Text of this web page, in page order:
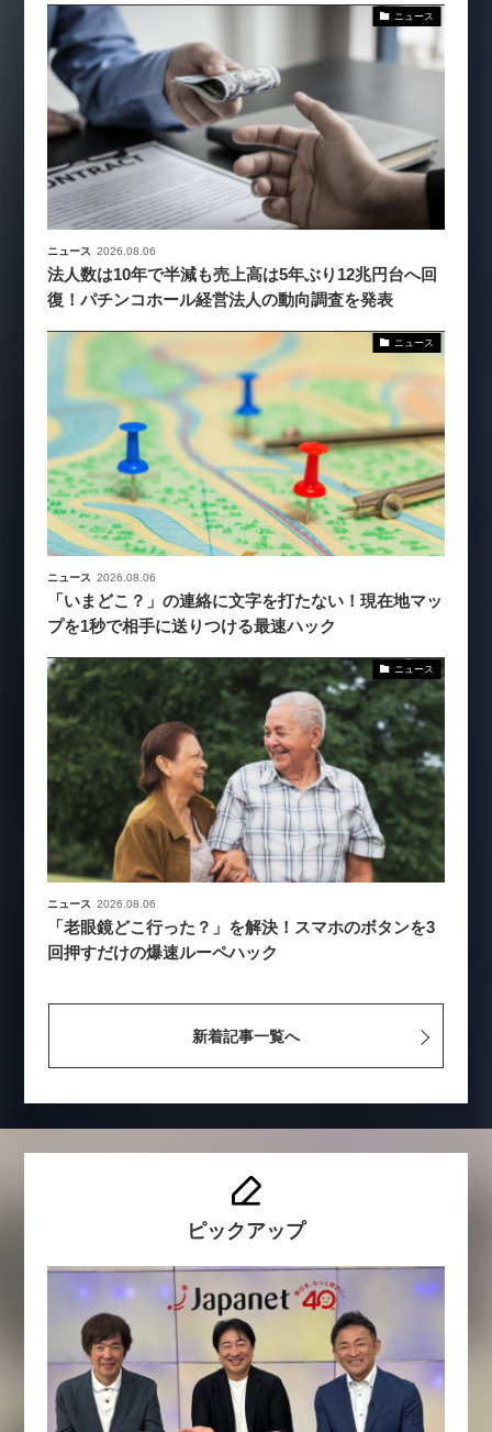
ニュース
ニュース 2026.08.06
法人数は10年で半減も売上高は5年ぶり12兆円台へ回
復！パチンコホール経営法人の動向調査を発表
ニュース
ニュース 2026.08.06
「いまどこ？」の連絡に文字を打たない！現在地マッ
プを1秒で相手に送りつける最速ハック
ニュース
ニュース 2026.08.06
「老眼鏡どこ行った？」を解決！スマホのボタンを3
回押すだけの爆速ルーペハック
新着記事一覧へ
ピックアップ